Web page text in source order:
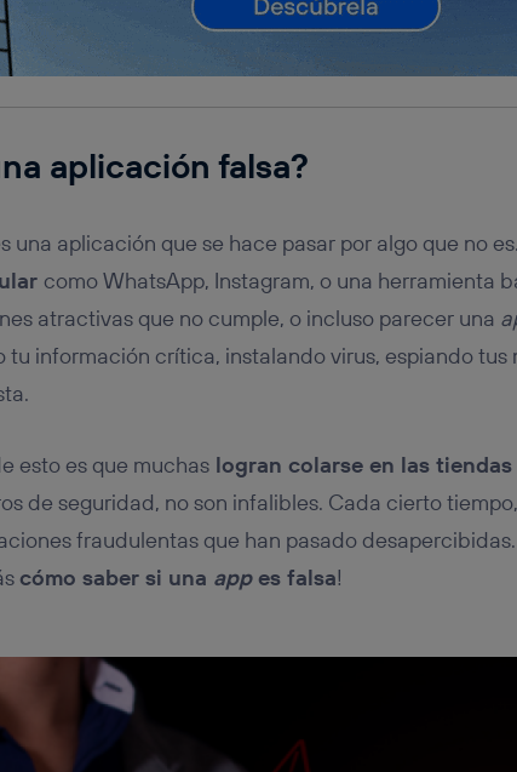
aplicación falsa?
una aplicación que se hace pasar por algo que no es.
como WhatsApp, Instagram, o una herramienta
atractivas que no cumple, o incluso parecer una
tu información crítica, instalando virus, espiando
esto es que muchaslogran colarse en las
de seguridad, no son infalibles. Cada cierto
fraudulentas que han pasado desapercibidas.
cómo saber si una appes falsa!